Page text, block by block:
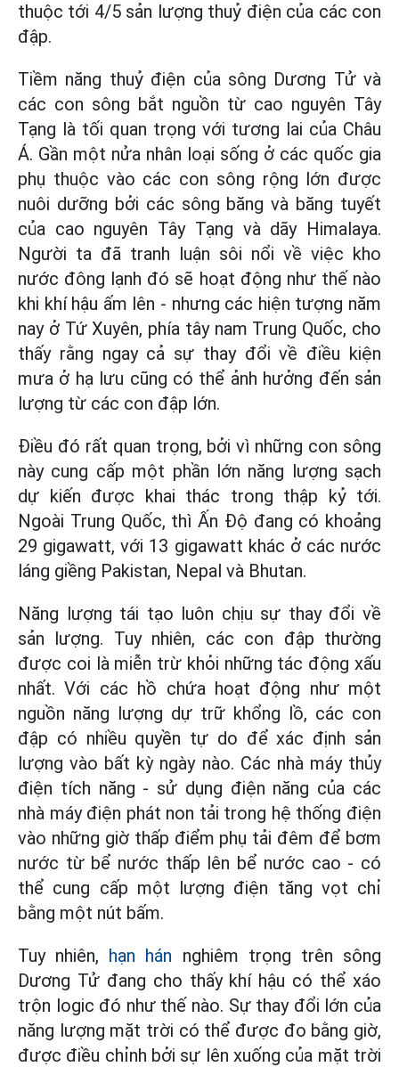
thuộc tới 4/5 sản lượng thuỷ điện của các con
đập.
Tiềm năng thuỷ điện của sông Dương Tử và
các con sông bắt nguồn từ cao nguyên Tây
Tạng là tối quan trọng với tương lai của Châu
Á. Gần một nửa nhân loại sống ở các quốc gia
phụ thuộc vào các con sông rộng lớn được
nuôi dưỡng bởi các sông băng và băng tuyết
của cao nguyên Tây Tạng và dãy Himalaya.
Người ta đã tranh luận sôi nổi về việc kho
nước đông lạnh đó sẽ hoạt động như thế nào
khi khí hậu ấm lên - nhưng các hiện tượng năm
nay ở Tứ Xuyên, phía tây nam Trung Quốc, cho
thấy rằng ngay cả sự thay đổi về điều kiện
mưa ở hạ lưu cũng có thể ảnh hưởng đến sản
lượng từ các con đập lớn.
Điều đó rất quan trọng, bởi vì những con sông
này cung cấp một phần lớn năng lượng sạch
dự kiến được khai thác trong thập kỷ tới.
Ngoài Trung Quốc, thì Ấn Độ đang có khoảng
29 gigawatt, với 13 gigawatt khác ở các nước
láng giềng Pakistan, Nepal và Bhutan.
Năng lượng tái tạo luôn chịu sự thay đổi về
sản lượng. Tuy nhiên, các con đập thường
được coi là miễn trừ khỏi những tác động xấu
nhất. Với các hồ chứa hoạt động như một
nguồn năng lượng dự trữ khổng lồ, các con
đập có nhiều quyền tự do để xác định sản
lượng vào bất kỳ ngày nào. Các nhà máy thủy
điện tích năng - sử dụng điện năng của các
nhà máy điện phát non tải trong hệ thống điện
vào những giờ thấp điểm phụ tải đêm để bơm
nước từ bể nước thấp lên bể nước cao - có
thể cung cấp một lượng điện tăng vọt chỉ
bằng một nút bấm.
Tuy nhiên, hạn hán nghiêm trọng trên sông
Dương Tử đang cho thấy khí hậu có thể xáo
trộn logic đó như thế nào. Sự thay đổi lớn của
năng lượng mặt trời có thể được đo bằng giờ,
được điều chỉnh bởi sự lên xuống của mặt trời